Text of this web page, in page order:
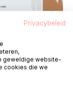
Agrandar
Privacybeleid
geweldige website-
cookies die we